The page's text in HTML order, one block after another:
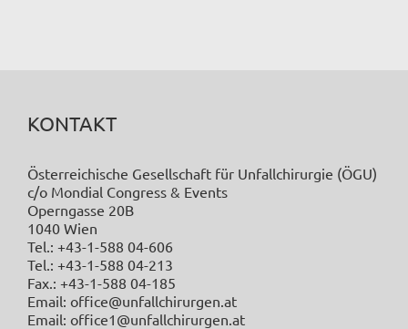
KONTAKT
Österreichische Gesellschaft für Unfallchirurgie (ÖGU)
c/o Mondial Congress & Events
Operngasse 20B
1040 Wien
Tel.: +43-1-588 04-606
Tel.: +43-1-588 04-213
Fax.: +43-1-588 04-185
Email: office@unfallchirurgen.at
Email: office1@unfallchirurgen.at